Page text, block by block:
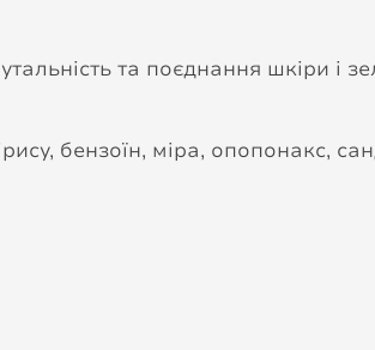
та поєднання шкіри і
бензоїн, міра, опопонакс,